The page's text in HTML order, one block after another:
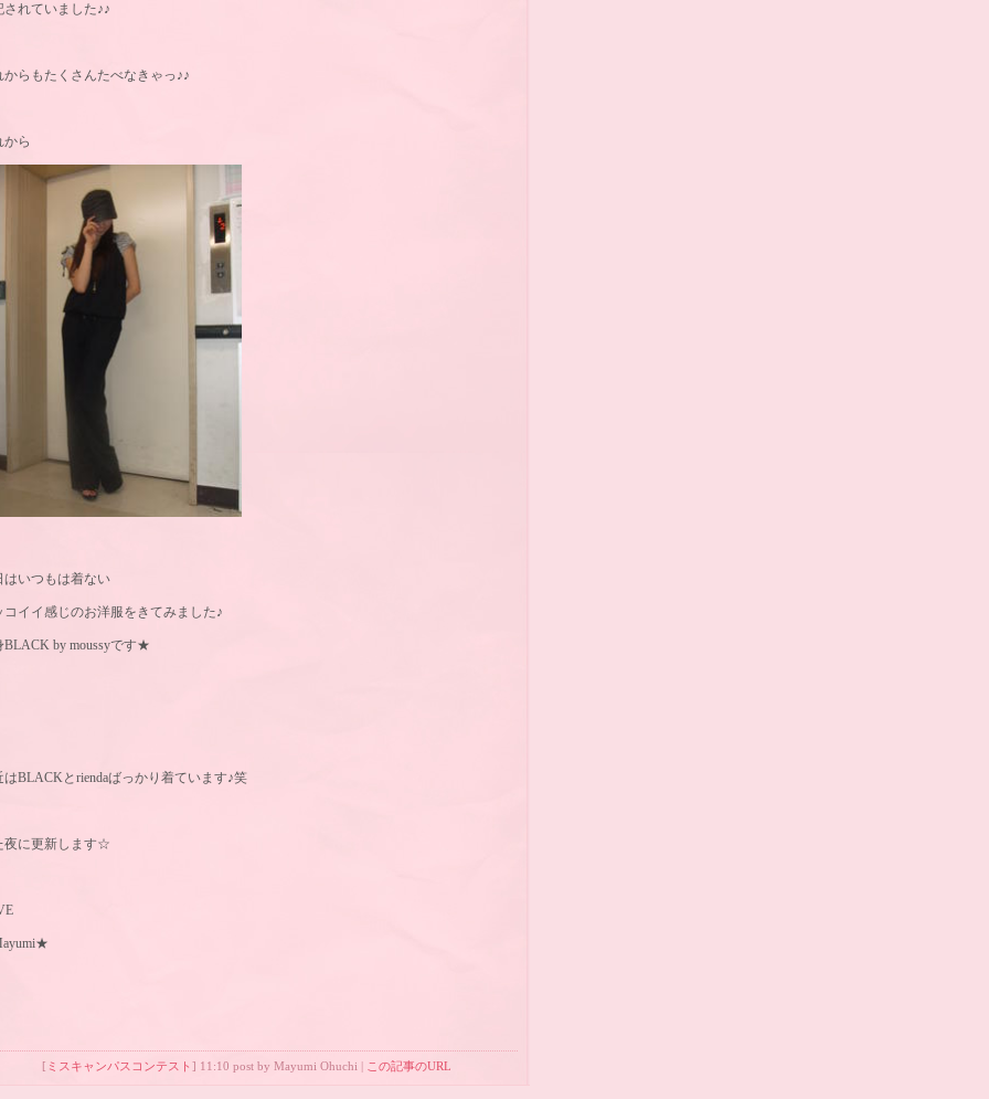
されていました♪♪
からもたくさんたべなきゃっ♪♪
から
はいつもは着ない
コイイ感じのお洋服をきてみました♪
BLACK by moussyです★
はBLACKとriendaばっかり着ています♪笑
夜に更新します☆
[ ミスキャンパスコンテスト ] 11:10 post by Mayumi Ohuchi | この記事のURL